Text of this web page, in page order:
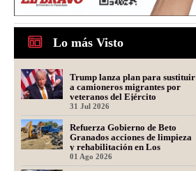
Lo más Visto
Trump lanza plan para sustituir
a camioneros migrantes por
veteranos del Ejército
31 Jul 2026
Refuerza Gobierno de Beto
Granados acciones de limpieza
y rehabilitación en Los
Presidentes
01 Ago 2026